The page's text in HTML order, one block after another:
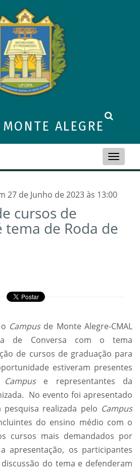
ALEGRE
Toggle
27 de Junho de 2023 às 13:00
cursos de
tema de Roda de
Campusde Monte Alegre-CMAL
de Conversa com o tema
de cursos de graduação para
estiveram presentes
Campuse representantes da
No evento foi apresentado
realizada pelo Campus
do ensino médio com o
cursos mais demandados por
apresentação, os participantes
do tema e defenderam